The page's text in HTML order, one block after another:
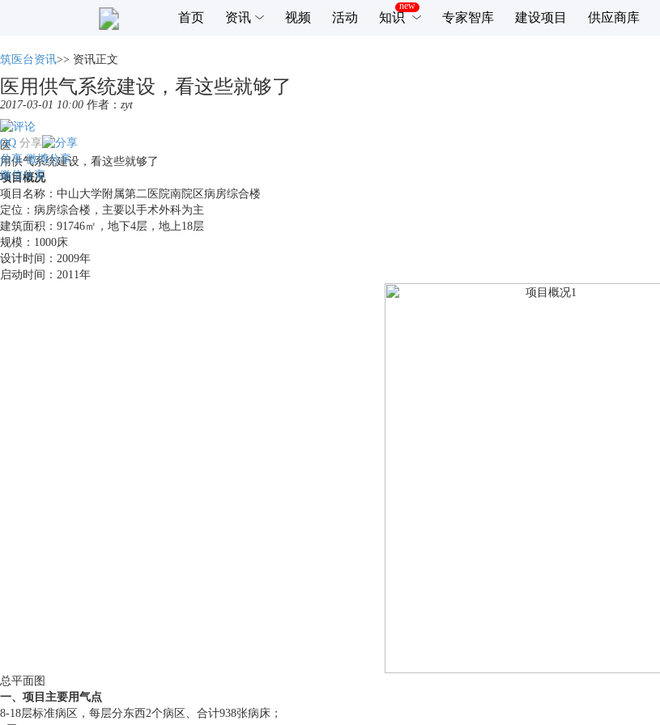
首页 资讯 视频 活动 知识 专家智库 建设项目 供应商库
筑医台资讯>> 资讯正文
医用供气系统建设，看这些就够了
2017-03-01 10:00 作者： zyt
分享
QQ
分享 微博分享
微信分享
医
用供气系统建设，看这些就够了
项目概况
项目名称：中山大学附属第二医院南院区病房综合楼
定位：病房综合楼，主要以手术外科为主
建筑面积：91746㎡，地下4层，地上18层
规模：1000床
设计时间：2009年
启动时间：2011年
总平面图
一、项目主要用气点
8-18层标准病区，每层分东西2个病区、合计938张病床；